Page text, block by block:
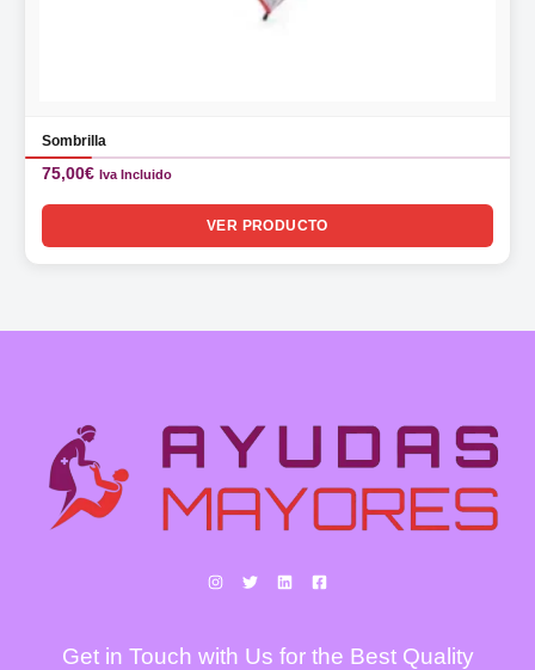
Sombrilla
75,00€ Iva Incluido
VER PRODUCTO
Get in Touch with Us for the Best Quality